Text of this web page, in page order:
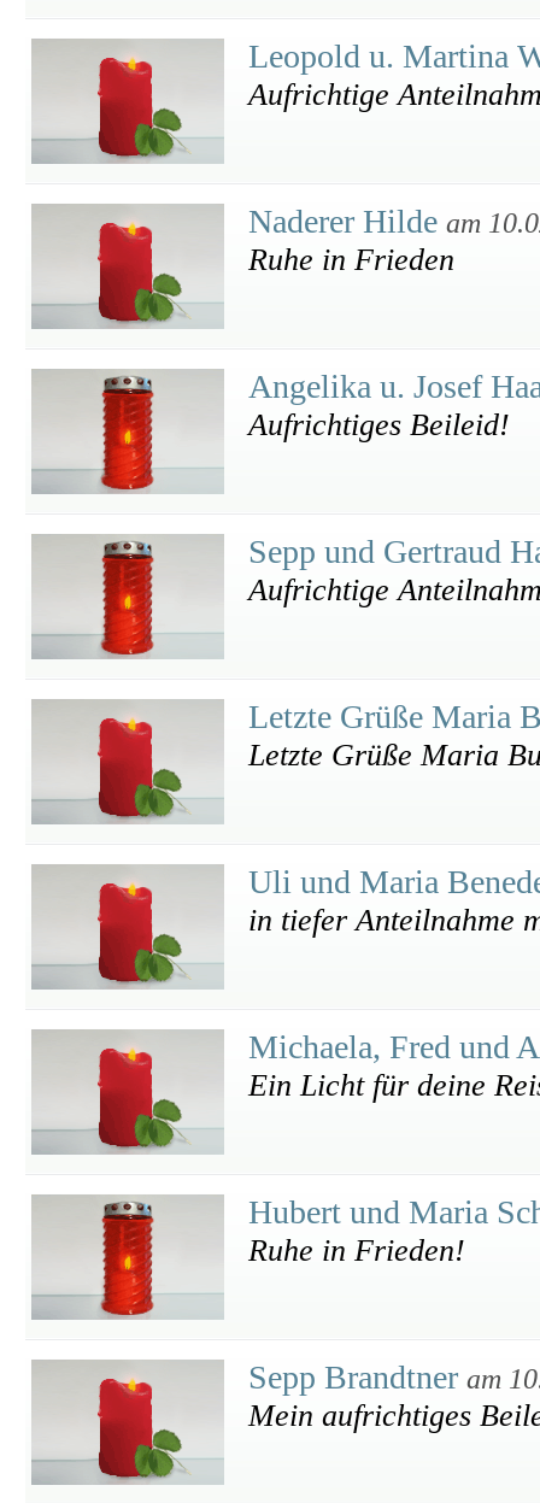
Leopold u. Martina
Aufrichtige
Naderer Hilde am
Ruhe in Frieden
Angelika u. Josef
Aufrichtiges Beileid!
Sepp und Gertraud
Aufrichtige
Letzte Grüße Maria
Letzte Grüße Maria
Uli und Maria
in tiefer Anteilnahme
Michaela, Fred und
Ein Licht für deine
Hubert und Maria
Ruhe in Frieden!
Sepp Brandtner am
Mein aufrichtiges